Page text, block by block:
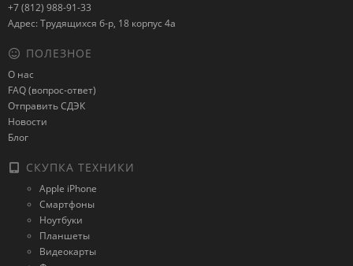
+7 (812) 988-91-33
Адрес: Трудящихся б-р, 18 корпус 4а
ПОЛЕЗНОЕ
О нас
FAQ (вопрос-ответ)
Отправить СДЭК
Новости
Блог
СКУПКА ТЕХНИКИ
Apple iPhone
Смартфоны
Ноутбуки
Планшеты
Видеокарты